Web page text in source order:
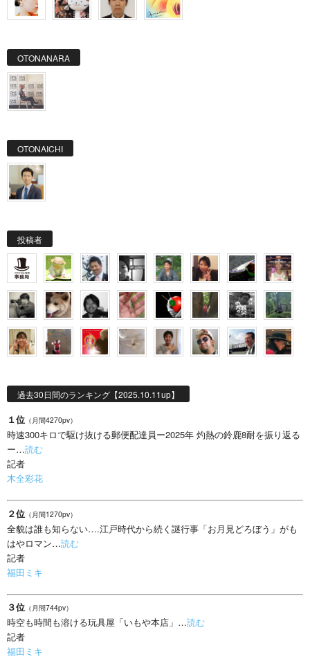
OTONANARA
OTONAICHI
投稿者
過去30日間のランキング【2025.10.11up】
１位 （月間4270pv）
時速300キロで駆け抜ける郵便配達員ー2025年 灼熱の鈴鹿8耐を振り返る
ー…読む
記者
木全彩花
２位 （月間1270pv）
全貌は誰も知らない….江戸時代から続く謎行事「お月見どろぼう」がも
はやロマン…読む
記者
福田ミキ
３位 （月間744pv）
時空も時間も溶ける玩具屋「いもや本店」…読む
記者
福田ミキ